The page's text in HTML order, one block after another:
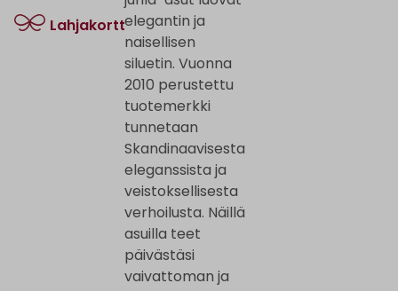
Lahjakorttielegantin ja
naisellisen
siluetin. Vuonna
2010 perustettu
tuotemerkki
tunnetaan
Skandinaavisesta
eleganssista ja
veistoksellisesta
verhoilusta. Näillä
asuilla teet
päivästäsi
vaivattoman ja